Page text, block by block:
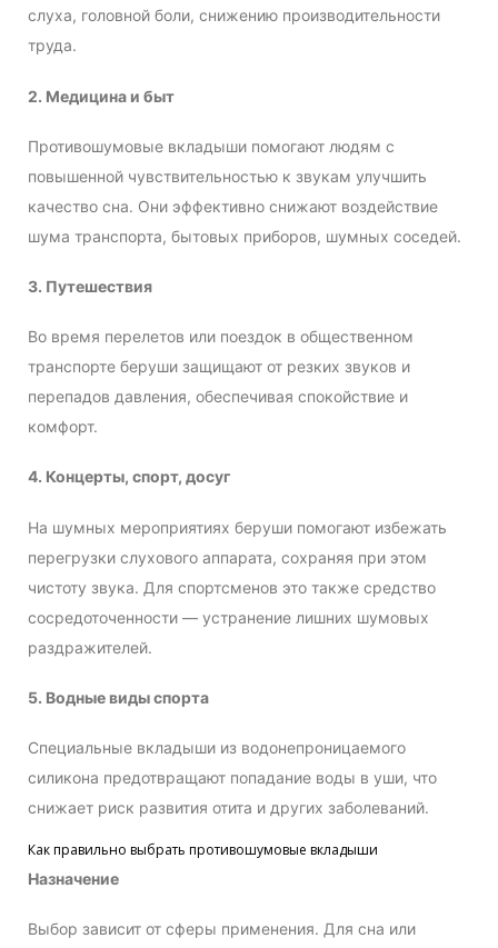
слуха, головной боли, снижению производительности
труда.
2. Медицина и быт
Противошумовые вкладыши помогают людям с
повышенной чувствительностью к звукам улучшить
качество сна. Они эффективно снижают воздействие
шума транспорта, бытовых приборов, шумных соседей.
3. Путешествия
Во время перелетов или поездок в общественном
транспорте беруши защищают от резких звуков и
перепадов давления, обеспечивая спокойствие и
комфорт.
4. Концерты, спорт, досуг
На шумных мероприятиях беруши помогают избежать
перегрузки слухового аппарата, сохраняя при этом
чистоту звука. Для спортсменов это также средство
сосредоточенности — устранение лишних шумовых
раздражителей.
5. Водные виды спорта
Специальные вкладыши из водонепроницаемого
силикона предотвращают попадание воды в уши, что
снижает риск развития отита и других заболеваний.
Как правильно выбрать противошумовые вкладыши
Назначение
Выбор зависит от сферы применения. Для сна или